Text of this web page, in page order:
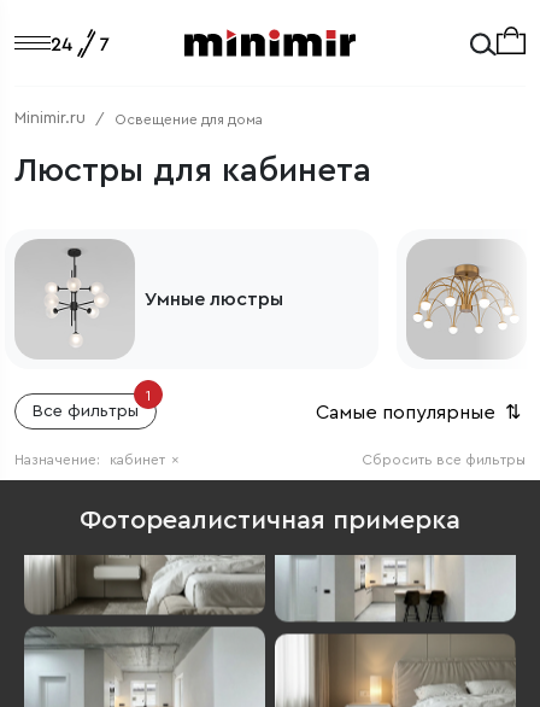
Minimir.ru Освещение для дома
Люстры для кабинета
Потолочные люстры
Все фильтры
1
Самые популярные ⇅
Сбросить все фильтры
Назначение: кабинет ×
Фотореалистичная примерка